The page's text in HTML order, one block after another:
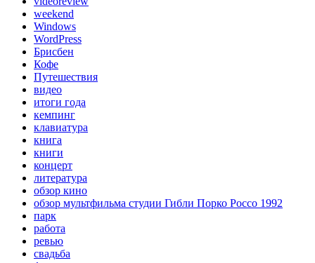
weekend
Windows
WordPress
Брисбен
Кофе
Путешествия
видео
итоги года
кемпинг
клавиатура
книга
книги
концерт
литература
обзор кино
обзор мультфильма студии Гибли Порко Россо 1992
парк
работа
ревью
свадьба